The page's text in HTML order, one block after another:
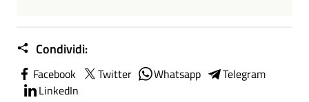
Condividi:
Facebook Twitter Whatsapp
Telegram
LinkedIn